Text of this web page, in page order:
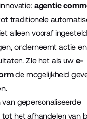
agentic
traditionele
alleen vooraf
onderneemt actie
Zie het als uw e-
de mogelijkheid
van gepersonaliseerde
het afhandelen van